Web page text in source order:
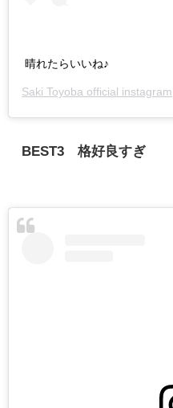
晴れたらいいね♪
Saki Toyoba official instagram
BEST3 格好良すぎ